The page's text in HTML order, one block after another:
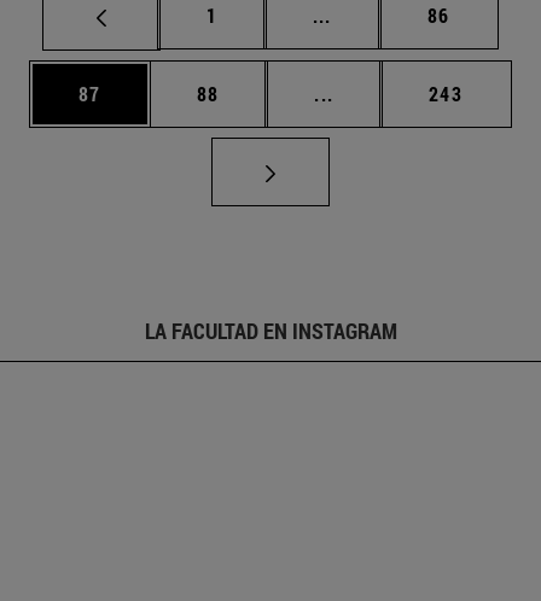
Página
1 ... Páginas intermedias
Página
86
Página
87 Página
88 ... Páginas intermedias
Página
243
LA FACULTAD EN INSTAGRAM